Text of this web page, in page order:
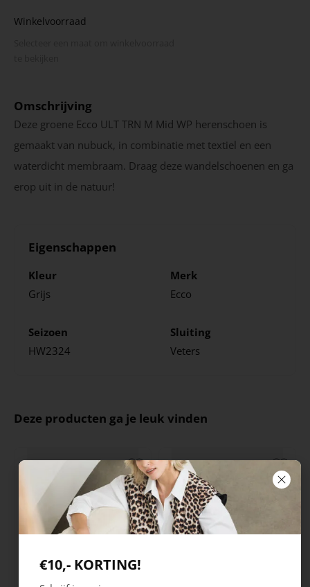
Winkelvoorraad
Omschrijving
Deze groene Ecco ULT TRN M Mid WP herenschoen is
gemaakt van nubuck, in combinatie met textiel en een
waterdicht membraam. Draag deze wandelschoenen en ga
erop uit in de natuur!
Eigenschappen
Kleur
Grijs
Merk
Ecco
Seizoen
HW2324
Sluiting
Veters
Deze producten ga je leuk vinden
€10,- KORTING!